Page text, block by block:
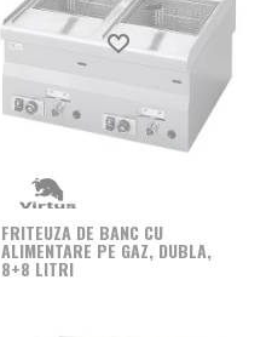
Produs favorit
FRITEUZA DE BANC CU
ALIMENTARE PE GAZ, DUBLA,
8+8 LITRI